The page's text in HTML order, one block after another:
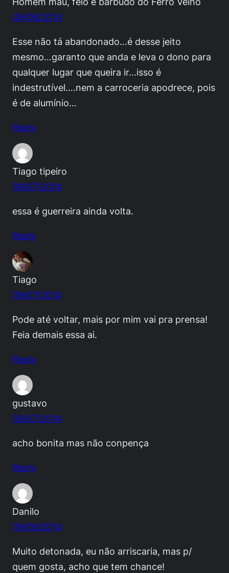
09/06/2014
Esse não tá abandonado…é desse jeito
mesmo…garanto que anda e leva o dono para
qualquer lugar que queira ir…isso é
indestrutível….nem a carroceria apodrece, pois
é de alumínio…
Reply
Tiago tipeiro
09/07/2014
essa é guerreira ainda volta.
Reply
Tiago
09/07/2014
Pode até voltar, mais por mim vai pra prensa!
Feia demais essa ai.
Reply
gustavo
09/07/2014
acho bonita mas não conpença
Reply
Danilo
09/08/2014
Muito detonada, eu não arriscaria, mas p/
quem gosta, acho que tem chance!